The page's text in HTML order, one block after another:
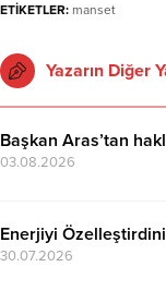
ETİKETLER: manset
Yazarın Diğer
Başkan Aras’tan
03.08.2026
Enerjiyi
30.07.2026